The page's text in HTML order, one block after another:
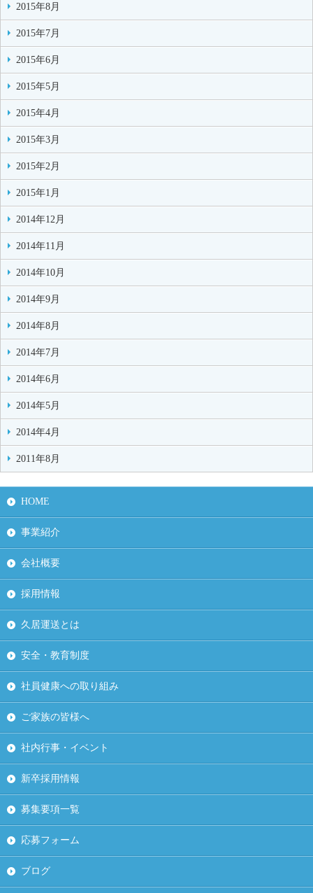
2015年8月
2015年7月
2015年6月
2015年5月
2015年4月
2015年3月
2015年2月
2015年1月
2014年12月
2014年11月
2014年10月
2014年9月
2014年8月
2014年7月
2014年6月
2014年5月
2014年4月
2011年8月
HOME
事業紹介
会社概要
採用情報
久居運送とは
安全・教育制度
社員健康への取り組み
ご家族の皆様へ
社内行事・イベント
新卒採用情報
募集要項一覧
応募フォーム
ブログ